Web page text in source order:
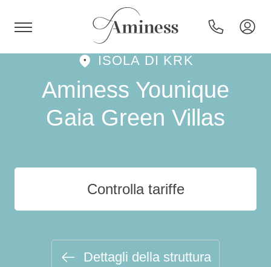
Campeggi
Destinazioni
ISOLA DI KRK
Aminess Younique
Gaia Green Villas
Controlla tariffe
Dettagli della struttura